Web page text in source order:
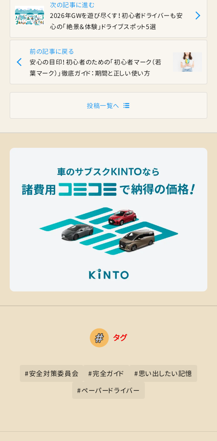
前の記事に戻る
安心の目印！初心者のための「初心者マーク（若
葉マーク）」徹底ガイド：期間と正しい使い方
次の記事に進む
2026年GWを遊び尽くす！初心者ドライバーも安
心の「絶景＆体験」ドライブスポット5選
投稿一覧へ
タグ
#安全対策委員会 #完全ガイド #思い出したい記憶
#ペーパードライバー